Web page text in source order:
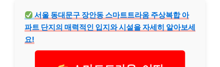
서울 동대문구 장안동 스마트트라움 주상복합 아
파트 단지의 매력적인 입지와 시설을 자세히 알아보세
요!